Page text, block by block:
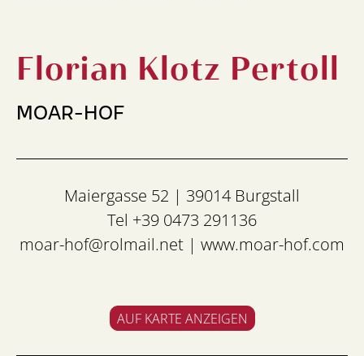
Florian Klotz Pertoll
MOAR-HOF
Maiergasse 52 | 39014 Burgstall
Tel +39 0473 291136
moar-hof@rolmail.net | www.moar-hof.com
AUF KARTE ANZEIGEN